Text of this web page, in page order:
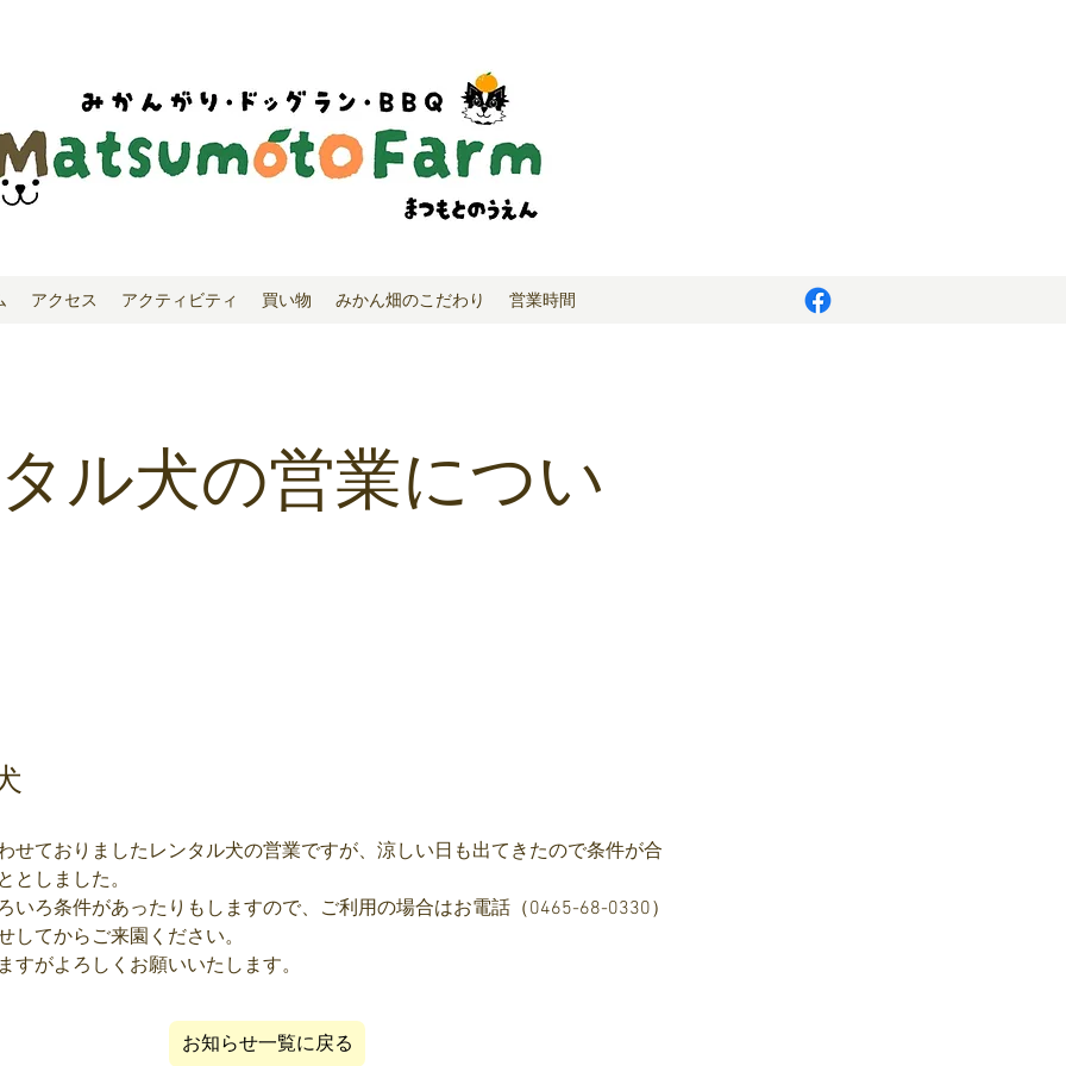
アクセス アクティビティ 買い物 みかん畑のこだわり 営業時間
ル犬の営業につい
せておりましたレンタル犬の営業ですが、涼しい日も出てきたので条件が合
としました。
いろ条件があったりもしますので、ご利用の場合はお電話（0465-68-0330）
してからご来園ください。
すがよろしくお願いいたします。
お知らせ一覧に戻る